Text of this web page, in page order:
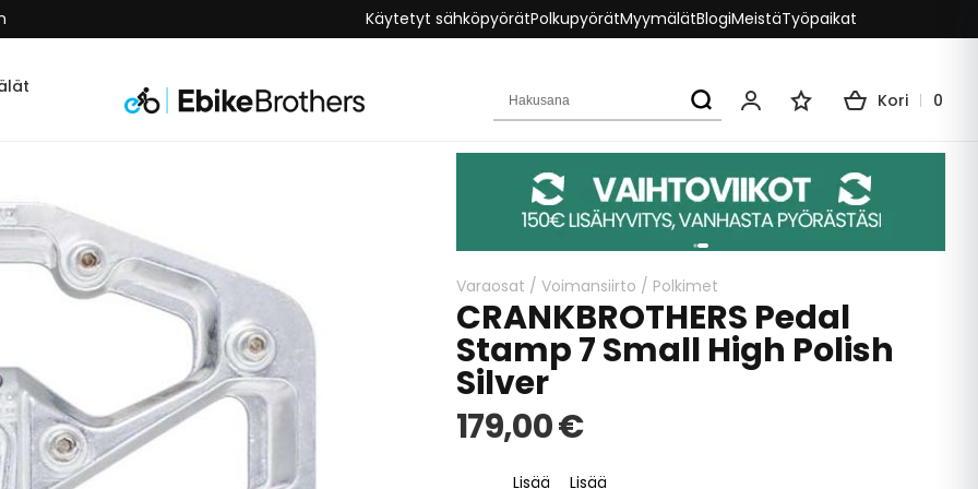
Käytetyt sähköpyörätPolkupyörätMyymälätBlogiMeistäTyöpaikat
Hakusana
Oma tiliToivelistaKori 0
Varaosat / Voimansiirto / Polkimet
CRANKBROTHERS Pedal
Stamp 7 Small High Polish
Silver
179,00 €
Lisää
Lisää